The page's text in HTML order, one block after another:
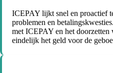
ICEPAY lijkt snel en proactief
problemen en
met ICEPAY en het doorzetten
eindelijk het geld voor de